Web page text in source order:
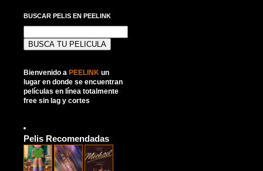
BUSCAR PELIS EN PEELINK
Bienvenido a PEELINK un
lugar en donde se encuentran
películas en línea totalmente
free sin lag y cortes
Pelis Recomendadas